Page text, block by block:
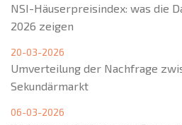
NSI-Häuserpreisindex: was die
2026 zeigen
20-03-2026
Umverteilung der Nachfrage
Sekundärmarkt
06-03-2026